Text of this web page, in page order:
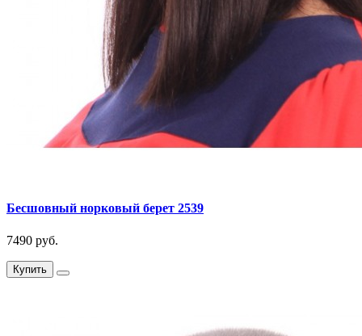
Бесшовный норковый берет 2539
7490 руб.
Купить